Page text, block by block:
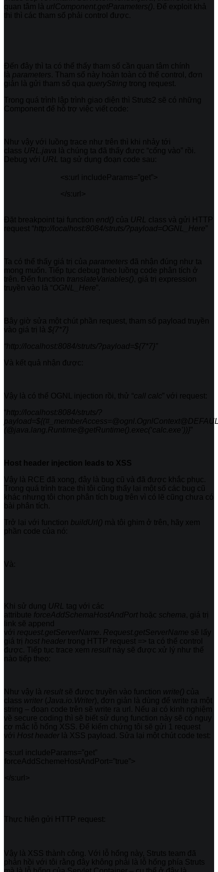
quan tâm là urlComponent.getParameters(). Để exploit khả
thi thì các tham số phải control được.
Đến đây thì ta có thể thấy tham số cần quan tâm chính
là parameters. Tham số này hoàn toàn có thể control, đơn
giản là gửi tham số qua queryString trong request.
Trong quá trình lập trình giao diện thì Struts2 sẽ có những
Component để hỗ trợ việc viết code:
Như vậy với luồng trace như trên thì khi nhảy tới
class URL.java là chúng ta đã thấy được “cổng vào” rồi.
Debug với URL tag sử dụng đoạn code sau:
<s:url includeParams=”get”>
</s:url>
Đặt breakpoint tại function end() của URL class và gửi HTTP
request “ http://localhost:8084/struts/?payload=OGNL_Here”
Ta có thể thấy giá trị của parameters đã nhận đúng như ta
mong muốn. Tiếp tục debug theo luồng code phân tích ở
trên. Đến function translateVariables(), giá trị expression
truyền vào là “ OGNL_Here”.
Bây giờ sửa một chút phần request, tham số payload truyền
vào giá trị là ${7*7}
“http://localhost:8084/struts/?payload=${7*7}”
Và kết quả nhận được:
Vậy là có thể OGNL injection rồi, thử “ call calc” với request:
“ http://localhost:8084/struts/?
(@java.lang.Runtime@getRuntime().exec(‘calc.exe’))}”
Host header injection leads to XSS
Vậy là RCE đã xong, đây là bug cũ và đã được khắc phục.
Trong quá trình trace thì tôi cũng thấy lại một số các bug cũ
khác nhưng tôi chọn phân tích bug trên vì có lẽ cũng chưa có
bài phân tích.
Trở lại với function buildUrl() mà tôi ghim ở trên, hãy xem
phần code của nó:
Và:
Khi sử dụng URL tag với các
attribute forceAddSchemaHostAndPorthoặc schema, giá trị
link sẽ append
với request.getServerName. Request.getServerName sẽ lấy
giá trị host header trong HTTP request => ta có thể control
được. Tiếp tục trace xem resultnày sẽ được xử lý như thế
nào tiếp theo:
Như vậy là resultsẽ được truyền vào function write() của
class writer (Java.io.Writer ), đơn giản là dùng để write ra một
string – đoạn code trên sẽ write ra url. Nếu ai có kinh nghiệm
về secure coding thì sẽ biết sử dụng function này sẽ có nguy
cơ mắc lỗ hổng XSS. Để kiểm chứng tôi sẽ gửi 1 request
với Host header là XSS payload. Sửa lại một chút code test:
<s:url includeParams=”get”
forceAddSchemeHostAndPort=”true”>
</s:url>
Thực hiện gửi HTTP request:
Vậy là XSS thành công. Với lỗ hổng này, Struts team đã
phản hồi với tôi rằng đây không phải là lỗ hổng phía Struts